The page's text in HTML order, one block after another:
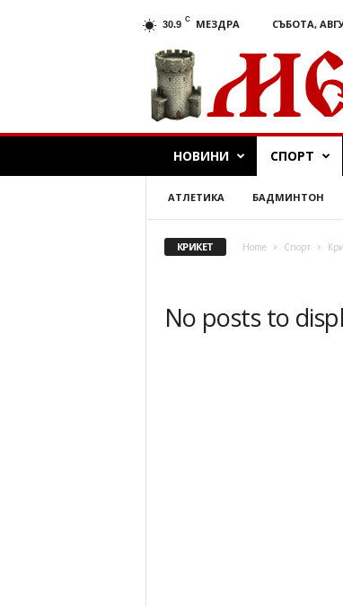
30.9 C МЕЗДРА СЪБОТА,
а
c
НОВИНИ СПОРТ
АТЛЕТИКА БАДМИНТОН
КРИКЕТ Home Спорт
No posts to